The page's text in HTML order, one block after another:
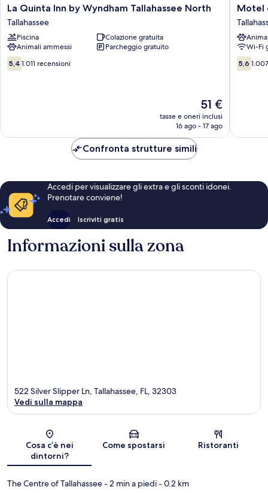
La
Quinta
Inn
by
Wyndham
Tallahassee
North
La Quinta Inn by Wyndham Tallahassee North
Tallahassee
Piscina
Colazione gratuita
Animali ammessi
Parcheggio gratuito
5.4
su
5,4 1.011 recensioni
Il
prezzo
attuale
51 €
tasse e oneri inclusi
16 ago - 17 ago
Motel
6
FL
-
Motel
Wi-Fi
5.6
su
5,6
Confronta strutture simili
Accedi per visualizzare gli extra e gli sconti idonei.
Prenotare conviene!
Accedi Iscriviti gratis
Informazioni sulla zona
Mappa
522 Silver Slipper Ln, Tallahassee, FL, 32303
Vedi sulla mappa
Cosa c’è nei
dintorni?
Come spostarsi Ristoranti
The Centre of Tallahassee- 2 min a piedi- 0.2 km